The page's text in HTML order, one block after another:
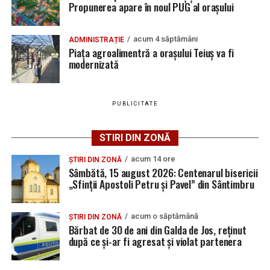
Adaugă teiusinfo.ro ca sursă
preferată pe Google
YouTube Instagram WhatsApp Facebook X TikTok
Ultimele știri din Teiuș
Șofer din Sibiu, oprit în trafic la Teiuș. Conducea un
ansamblu auto pentru care nu avea permis
Sâmbătă, 15 august 2026: Centenarul bisericii
„Sfinții Apostoli Petru și Pavel” din Sântimbru
Jaf de peste 300.000 de euro, la Teiuș. Familia
păgubită susține că ancheta bate pasul pe loc, la
aproape o lună de la spargere
Adaugă teiusinfo.ro ca sursă
Instagram WhatsApp Facebook
Ultimele știri din Teiuș
Șofer din Sibiu, oprit în trafic la Teiuș. Conducea un
ansamblu auto pentru care nu avea permis
corespunzător
Propunerea apare în noul PUG al orașului
ADMINISTRAȚIE acum 4 săptămâni
Piața agroalimentră a orașului Teiuș va fi
modernizată
PUBLICITATE
STIRI DIN ZONĂ
ȘTIRI DIN ZONĂ acum 14 ore
Sâmbătă, 15 august 2026: Centenarul bisericii
„Sfinții Apostoli Petru și Pavel” din Sântimbru
ȘTIRI DIN ZONĂ acum o săptămână
Bărbat de 30 de ani din Galda de Jos, reținut
după ce și-ar fi agresat și violat partenera